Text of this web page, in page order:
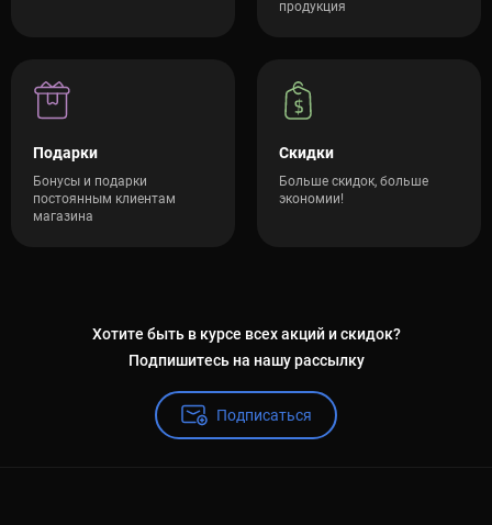
продукция
Подарки
Бонусы и подарки
постоянным клиентам
магазина
Скидки
Больше скидок, больше
экономии!
Хотите быть в курсе всех акций и скидок?
Подпишитесь на нашу рассылку
Подписаться